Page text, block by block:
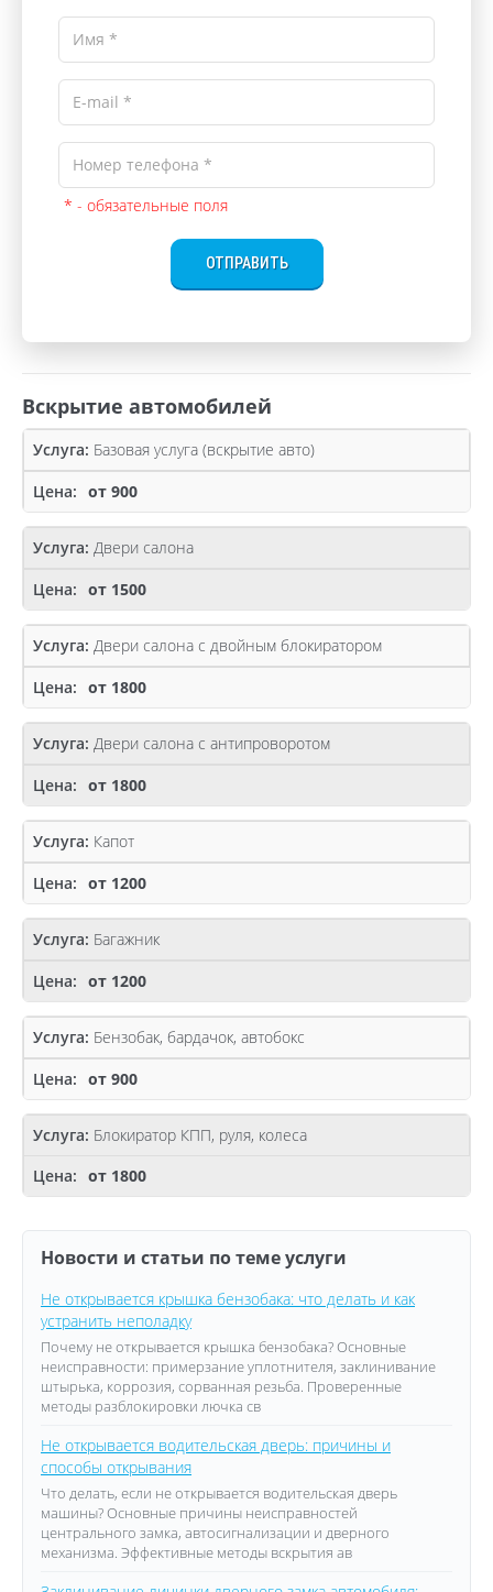
* - обязательные поля
ОТПРАВИТЬ
Вскрытие автомобилей
Базовая услуга (вскрытие авто)
от 900
Двери салона
от 1500
Двери салона с двойным блокиратором
от 1800
Двери салона с антипроворотом
от 1800
Капот
от 1200
Багажник
от 1200
Бензобак, бардачок, автобокс
от 900
Блокиратор КПП, руля, колеса
от 1800
Новости и статьи по теме услуги
Не открывается крышка бензобака: что делать и как
устранить неполадку
Почему не открывается крышка бензобака? Основные
неисправности: примерзание уплотнителя, заклинивание
штырька, коррозия, сорванная резьба. Проверенные
методы разблокировки лючка св
Не открывается водительская дверь: причины и
способы открывания
Что делать, если не открывается водительская дверь
машины? Основные причины неисправностей
центрального замка, автосигнализации и дверного
механизма. Эффективные методы вскрытия ав